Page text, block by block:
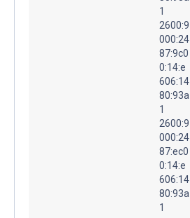
1
2600:9
000:24
87:9c0
0:14:e
606:14
80:93a
1
2600:9
000:24
87:ec0
0:14:e
606:14
80:93a
1